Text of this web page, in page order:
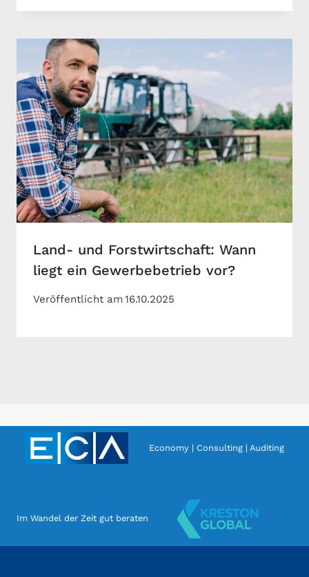
Land- und Forstwirtschaft: Wann
liegt ein Gewerbebetrieb vor?
Veröffentlicht am16.10.2025
Economy | Consulting | Auditing
Im Wandel der Zeit gut beraten